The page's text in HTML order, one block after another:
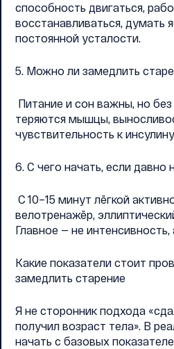
способность двигаться,
восстанавливаться, думать
постоянной усталости.
5. Можно ли замедлить
Питание и сон важны, но
теряются мышцы,
чувствительность к
6. С чего начать, если давно
С 10–15 минут лёгкой
велотренажёр,
Главное — не
Какие показатели стоит
замедлить старение
Я не сторонник подхода
получил возраст тела». В
начать с базовых